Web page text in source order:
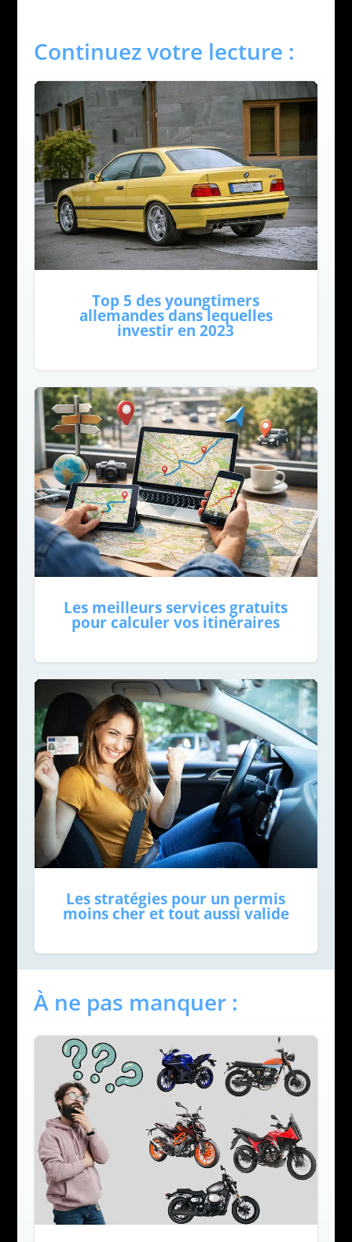
Continuez votre lecture :
Top 5 des youngtimers
allemandes dans lequelles
investir en 2023
Les meilleurs services gratuits
pour calculer vos itinéraires
Les stratégies pour un permis
moins cher et tout aussi valide
À ne pas manquer :